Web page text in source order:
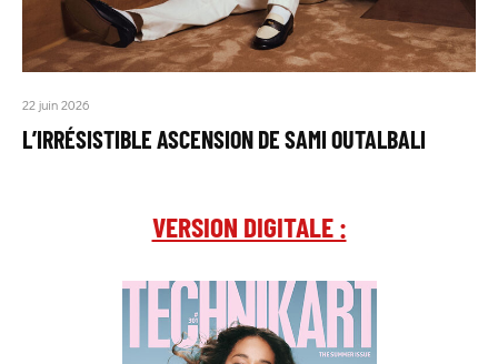
22 juin 2026
L’IRRÉSISTIBLE ASCENSION DE SAMI OUTALBALI
VERSION DIGITALE :